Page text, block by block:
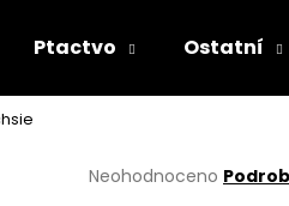
Ptactvo Ostatní
Průměrné
Neohodnoceno
najít?